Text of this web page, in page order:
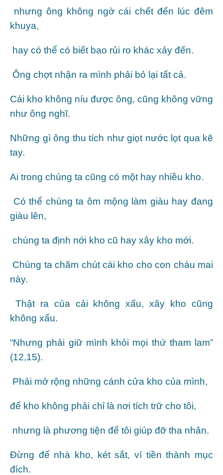
nhưng ông không ngờ cái chết đến lúc đêm
khuya,
hay có thể có biết bao rủi ro khác xảy đến.
Ông chợt nhận ra mình phải bỏ lại tất cả.
Cái kho không níu được ông, cũng không vững
như ông nghĩ.
Những gì ông thu tích như giọt nước lọt qua kẽ
tay.
Ai trong chúng ta cũng có một hay nhiều kho.
Có thể chúng ta ôm mộng làm giàu hay đang
giàu lên,
chúng ta định nới kho cũ hay xây kho mới.
Chúng ta chăm chút cái kho cho con cháu mai
này.
Thật ra của cải không xấu, xây kho cũng
không xấu.
“Nhưng phải giữ mình khỏi mọi thứ tham lam”
(12,15).
Phải mở rộng những cánh cửa kho của mình,
để kho không phải chỉ là nơi tích trữ cho tôi,
nhưng là phương tiện để tôi giúp đỡ tha nhân.
Ðừng để nhà kho, két sắt, ví tiền thành mục
đích.